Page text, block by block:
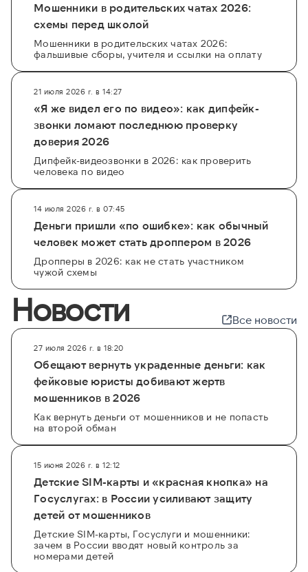
Мошенники в родительских чатах 2026:
схемы перед школой
Мошенники в родительских чатах 2026:
фальшивые сборы, учителя и ссылки на оплату
21 июля 2026 г. в 14:27
«Я же видел его по видео»: как дипфейк-
звонки ломают последнюю проверку
доверия 2026
Дипфейк-видеозвонки в 2026: как проверить
человека по видео
14 июля 2026 г. в 07:45
Деньги пришли «по ошибке»: как обычный
человек может стать дроппером в 2026
Дропперы в 2026: как не стать участником
чужой схемы
Новости Все новости
27 июля 2026 г. в 18:20
Обещают вернуть украденные деньги: как
фейковые юристы добивают жертв
мошенников в 2026
Как вернуть деньги от мошенников и не попасть
на второй обман
15 июня 2026 г. в 12:12
Детские SIM-карты и «красная кнопка» на
Госуслугах: в России усиливают защиту
детей от мошенников
Детские SIM-карты, Госуслуги и мошенники:
зачем в России вводят новый контроль за
номерами детей